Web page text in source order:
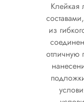
Клейкая
из
отличную